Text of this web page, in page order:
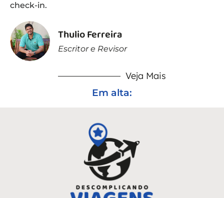
check-in.
Thulio Ferreira
Escritor e Revisor
Veja Mais
Em alta: